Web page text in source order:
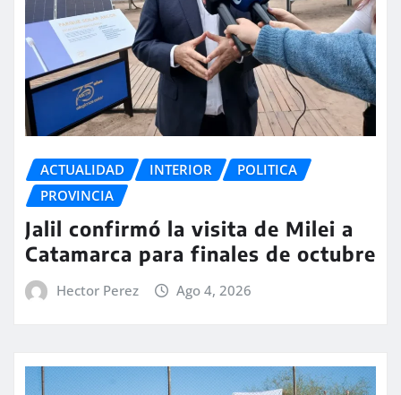
ACTUALIDAD INTERIOR
POLITICA
PROVINCIA
Jalil confirmó la visita de Milei a
Catamarca para finales de octubre
Hector Perez Ago 4, 2026